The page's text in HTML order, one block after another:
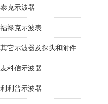
泰克示波器
福禄克示波表
其它示波器及探头和附件
麦科信示波器
利利普示波器